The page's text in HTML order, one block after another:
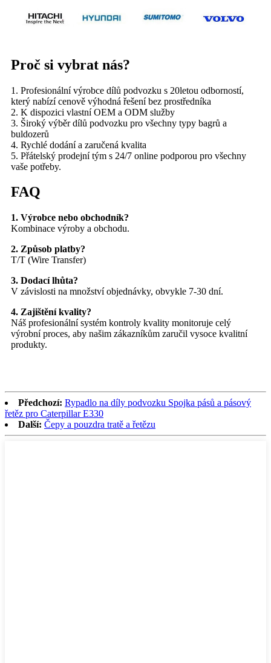
Proč si vybrat nás?
1. Profesionální výrobce dílů podvozku s 20letou odborností,
který nabízí cenově výhodná řešení bez prostředníka
2. K dispozici vlastní OEM a ODM služby
3. Široký výběr dílů podvozku pro všechny typy bagrů a
buldozerů
4. Rychlé dodání a zaručená kvalita
5. Přátelský prodejní tým s 24/7 online podporou pro všechny
vaše potřeby.
FAQ
1. Výrobce nebo obchodník?
Kombinace výroby a obchodu.
2. Způsob platby?
T/T (Wire Transfer)
3. Dodací lhůta?
V závislosti na množství objednávky, obvykle 7-30 dní.
4. Zajištění kvality?
Náš profesionální systém kontroly kvality monitoruje celý
výrobní proces, aby našim zákazníkům zaručil vysoce kvalitní
produkty.
Předchozí: Rypadlo na díly podvozku Spojka pásů a pásový
řetěz pro Caterpillar E330
Další: Čepy a pouzdra tratě a řetězu